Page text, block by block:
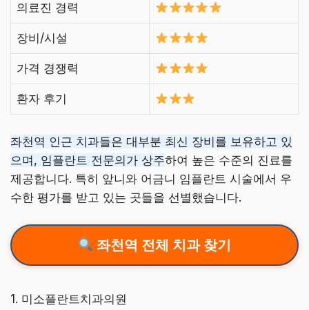
의료진 경력
장비/시설
가격 경쟁력
환자 후기
좌천역 인근 치과들은 대부분 최신 장비를 보유하고 있
으며, 임플란트 전문의가 상주하여 높은 수준의 진료를
제공합니다. 특히 앞니와 어금니 임플란트 시술에서 우
수한 평가를 받고 있는 곳들을 선별했습니다.
좌천역 전체 치과 찾기
1. 미소플란트치과의원